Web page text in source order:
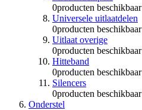
0producten beschikbaar
Universele uitlaatdelen
0producten beschikbaar
Uitlaat overige
0producten beschikbaar
Hitteband
0producten beschikbaar
Silencers
0producten beschikbaar
Onderstel